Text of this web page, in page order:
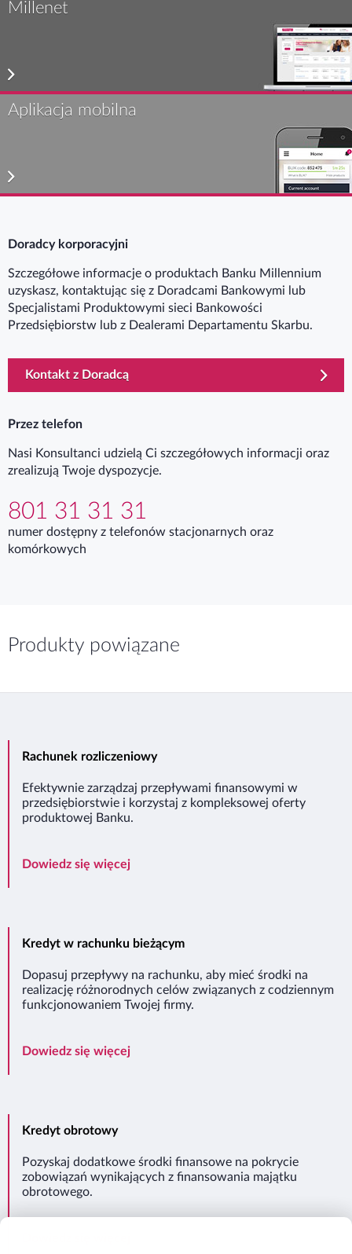
Millenet
Aplikacja mobilna
Doradcy korporacyjni
Szczegółowe informacje o produktach Banku Millennium
uzyskasz, kontaktując się z Doradcami Bankowymi lub
Specjalistami Produktowymi sieci Bankowości
Przedsiębiorstw lub z Dealerami Departamentu Skarbu.
Kontakt z Doradcą
Przez telefon
Nasi Konsultanci udzielą Ci szczegółowych informacji oraz
zrealizują Twoje dyspozycje.
801 31 31 31
numer dostępny z telefonów stacjonarnych oraz
komórkowych
Produkty powiązane
Rachunek rozliczeniowy
Efektywnie zarządzaj przepływami finansowymi w
przedsiębiorstwie i korzystaj z kompleksowej oferty
produktowej Banku.
Dowiedz się więcejRachunek rozliczeniowy
Kredyt w rachunku bieżącym
Dopasuj przepływy na rachunku, aby mieć środki na
realizację różnorodnych celów związanych z codziennym
funkcjonowaniem Twojej firmy.
Dowiedz się więcejKredyt w rachunku bieżącym
Kredyt obrotowy
Pozyskaj dodatkowe środki finansowe na pokrycie
zobowiązań wynikających z finansowania majątku
obrotowego.